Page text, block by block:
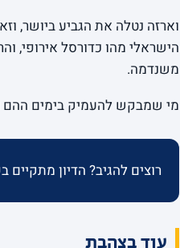
וארזה נטלה את הגביע ביושר,
הישראלי מהו כדורסל אירופי,
משנדמה.
מי שמבקש להעמיק בימים ההם
רוצים להגיב? הדיון מתקיים